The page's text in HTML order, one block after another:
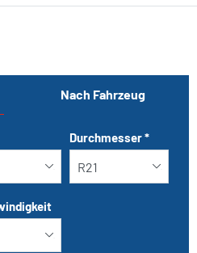
Nach Fahrzeug
Durchmesser*